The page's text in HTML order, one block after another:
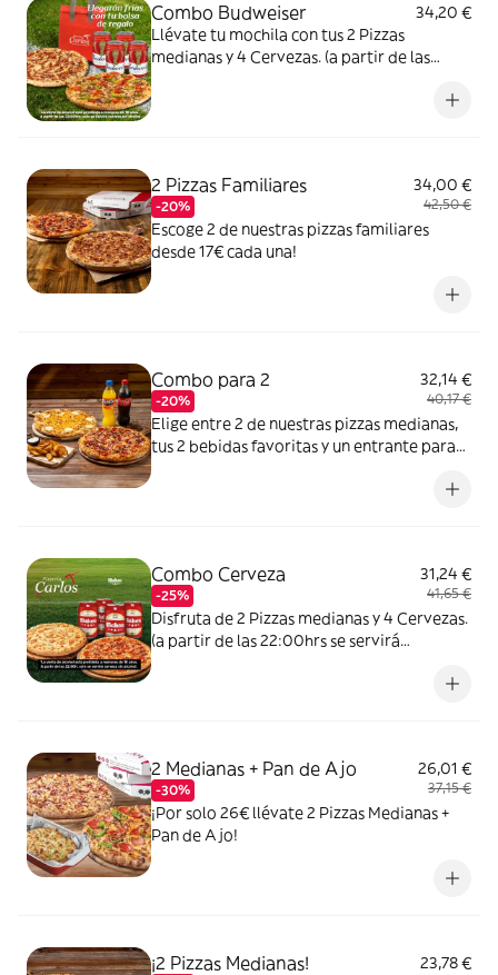
Combo Budweiser
34,20 €
Llévate tu mochila con tus 2 Pizzas
medianas y 4 Cervezas. (a partir de las
2 Pizzas Familiares
-20%
34,00 €
42,50 €
Escoge 2 de nuestras pizzas familiares
desde 17€ cada una!
Combo para 2
-20%
32,14 €
40,17 €
Elige entre 2 de nuestras pizzas medianas,
tus 2 bebidas favoritas y un entrante para
Combo Cerveza
-25%
31,24 €
41,65 €
Disfruta de 2 Pizzas medianas y 4 Cervezas.
(a partir de las 22:00hrs se servirá
2 Medianas + Pan de Ajo
-30%
26,01 €
37,15 €
¡Por solo 26€ llévate 2 Pizzas Medianas +
Pan de Ajo!
¡2 Pizzas Medianas! 23,78 €